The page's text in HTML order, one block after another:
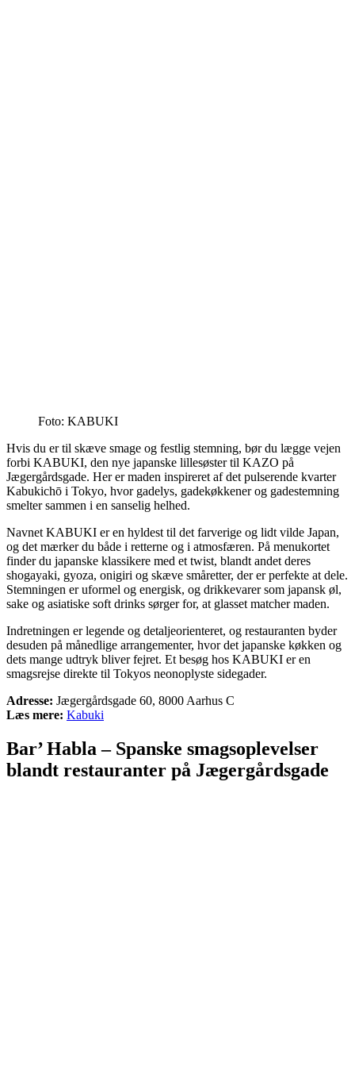
Foto: KABUKI
Hvis du er til skæve smage og festlig stemning, bør du lægge vejen
forbi KABUKI, den nye japanske lillesøster til KAZO på
Jægergårdsgade. Her er maden inspireret af det pulserende kvarter
Kabukichō i Tokyo, hvor gadelys, gadekøkkener og gadestemning
smelter sammen i en sanselig helhed.
Navnet KABUKI er en hyldest til det farverige og lidt vilde Japan,
og det mærker du både i retterne og i atmosfæren. På menukortet
finder du japanske klassikere med et twist, blandt andet deres
shogayaki, gyoza, onigiri og skæve småretter, der er perfekte at dele.
Stemningen er uformel og energisk, og drikkevarer som japansk øl,
sake og asiatiske soft drinks sørger for, at glasset matcher maden.
Indretningen er legende og detaljeorienteret, og restauranten byder
desuden på månedlige arrangementer, hvor det japanske køkken og
dets mange udtryk bliver fejret. Et besøg hos KABUKI er en
smagsrejse direkte til Tokyos neonoplyste sidegader.
Adresse: Jægergårdsgade 60, 8000 Aarhus C
Læs mere: Kabuki
Bar’ Habla – Spanske smagsoplevelser
blandt restauranter på Jægergårdsgade